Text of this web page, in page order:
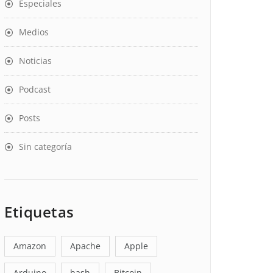
Especiales
Medios
Noticias
Podcast
Posts
Sin categoría
Etiquetas
Amazon Apache Apple